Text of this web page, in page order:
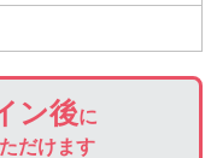
ン後に
だけます